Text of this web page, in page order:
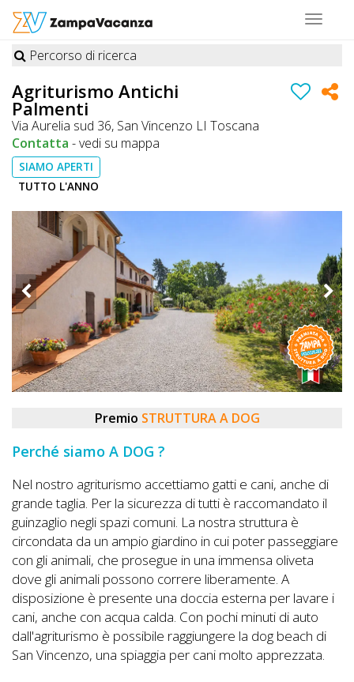
Toggle
STRUTTURE
A
DOG
A
DOG
OFFERTE
A
DOG
A
DOG
CHIEDI
CODICE
SCONTO
Video
Tutorial
Percorso di ricerca
Agriturismo Antichi
Palmenti
Via Aurelia sud 36, San Vincenzo LI Toscana
Contatta -vedi su mappa
SIAMO APERTI
TUTTO L'ANNO
Premio STRUTTURA A DOG
Perché siamo A DOG ?
Nel nostro agriturismo accettiamo gatti e cani, anche di
grande taglia. Per la sicurezza di tutti è raccomandato il
guinzaglio negli spazi comuni. La nostra struttura è
circondata da un ampio giardino in cui poter passeggiare
con gli animali, che prosegue in una immensa oliveta
dove gli animali possono correre liberamente. A
disposizione è presente una doccia esterna per lavare i
cani, anche con acqua calda. Con pochi minuti di auto
dall'agriturismo è possibile raggiungere la dog beach di
San Vincenzo, una spiaggia per cani molto apprezzata.